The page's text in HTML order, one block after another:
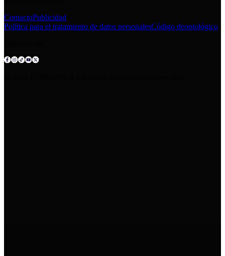
ContactoPublicidad
Política para el tratamiento de datos personalesCódigo deontológico